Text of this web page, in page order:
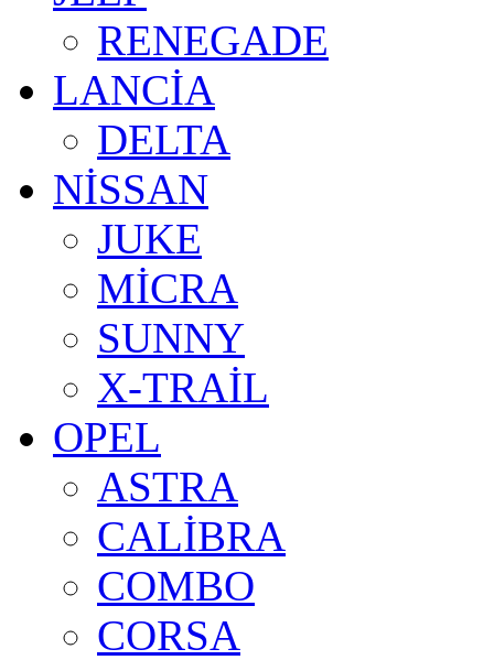
RENEGADE
LANCİA
DELTA
NİSSAN
JUKE
MİCRA
SUNNY
X-TRAİL
OPEL
ASTRA
CALİBRA
COMBO
CORSA